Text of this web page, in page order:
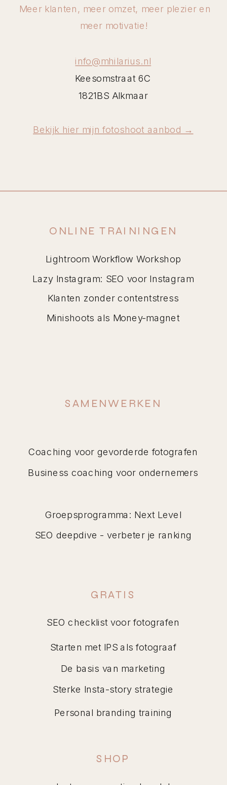
Meer klanten, meer omzet, meer plezier en
meer motivatie!
ONLINE TRAININGEN
Lightroom Workflow Workshop
Klanten zonder contentstress
Lazy Instagram: SEO voor Instagram
Minishoots als Money-magnet
SAMENWERKEN
Business coaching voor ondernemers
Coaching voor gevorderde fotografen
Groepsprogramma: Next Level
SEO deepdive - verbeter je ranking
GRATIS
SEO checklist voor fotografen
Sterke Insta-story strategie
De basis van marketing
Personal branding training
SHOP
info@mhilarius.nl
Keesomstraat 6C
1821BS Alkmaar
Bekijk hier mijn fotoshoot aanbod →
Starten met IPS als fotograaf